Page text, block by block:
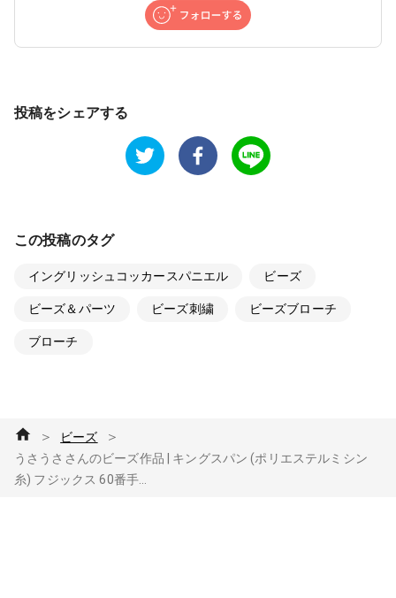
投稿をシェアする
この投稿のタグ
イングリッシュコッカースパニエル ビーズ
ビーズ＆パーツ ビーズ刺繍 ビーズブローチ
ブローチ
＞ ビーズ ＞
うさうささんのビーズ作品 | キングスパン (ポリエステルミシン
糸) フジックス 60番手...